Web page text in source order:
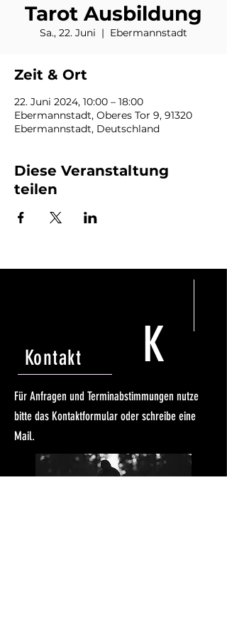
Tarot Ausbildung
Sa., 22. Juni
  |
Ebermannstadt
Zeit & Ort
22. Juni 2024, 10:00 – 18:00
Ebermannstadt, Oberes Tor 9, 91320
Ebermannstadt, Deutschland
Diese Veranstaltung
teilen
Kontakt K
Für Anfragen und Terminabstimmungen nutze
bitte das Kontaktformular oder schreibe eine
Mail.